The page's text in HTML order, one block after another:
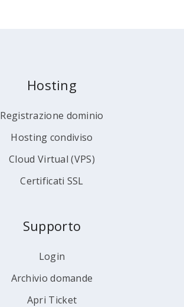
Hosting
Registrazione dominio
Hosting condiviso
Cloud Virtual (VPS)
Certificati SSL
Supporto
Login
Archivio domande
Apri Ticket